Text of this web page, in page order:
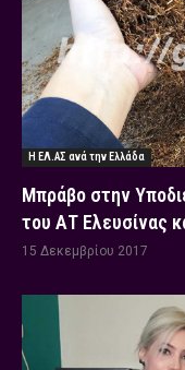
Η ΕΛ.ΑΣ ανά την Ελλάδα
Μπράβο στην
του ΑΤ Ελευσίνας
15 Δεκεμβρίου 2017